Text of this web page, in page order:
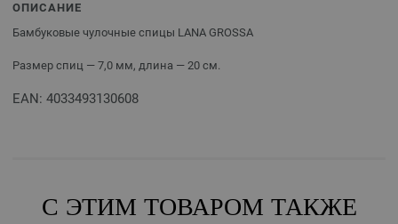
ОПИСАНИЕ
Бамбуковые чулочные спицы LANA GROSSA
Размер спиц — 7,0 мм, длина — 20 см.
EAN: 4033493130608
С ЭТИМ ТОВАРОМ ТАКЖЕ